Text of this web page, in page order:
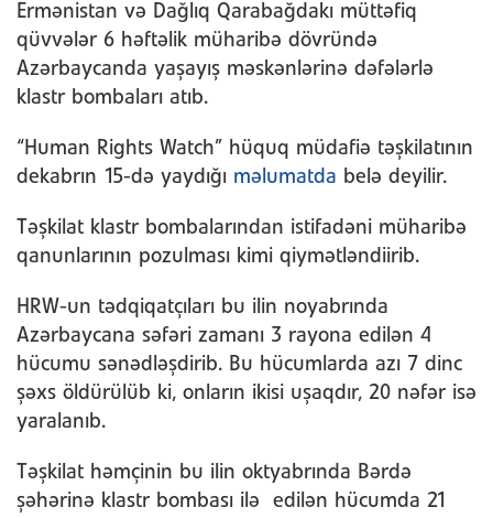
Ermənistan və Dağlıq Qarabağdakı müttəfiq
qüvvələr 6 həftəlik müharibə dövründə
Azərbaycanda yaşayış məskənlərinə dəfələrlə
klastr bombaları atıb.
“Human Rights Watch” hüquq müdafiə təşkilatının
dekabrın 15-də yaydığı məlumatda belə deyilir.
Təşkilat klastr bombalarından istifadəni müharibə
qanunlarının pozulması kimi qiymətləndiirib.
HRW-un tədqiqatçıları bu ilin noyabrında
Azərbaycana səfəri zamanı 3 rayona edilən 4
hücumu sənədləşdirib. Bu hücumlarda azı 7 dinc
şəxs öldürülüb ki, onların ikisi uşaqdır, 20 nəfər isə
yaralanıb.
Təşkilat həmçinin bu ilin oktyabrında Bərdə
şəhərinə klastr bombası ilə edilən hücumda 21